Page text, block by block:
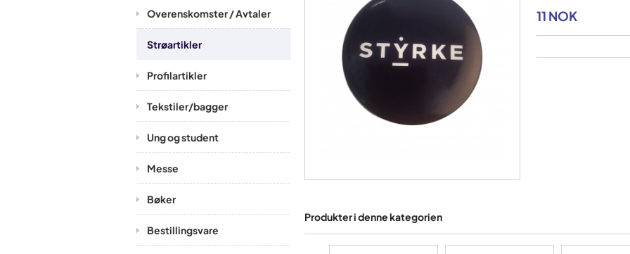
Overenskomster / Avtaler
Strøartikler
Profilartikler
Tekstiler/bagger
Ung og student
Messe
Bøker
Bestillingsvare
11 NOK
Produkter i denne kategorien